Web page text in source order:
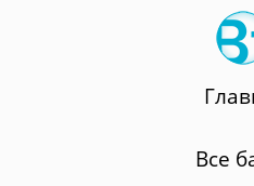
Все